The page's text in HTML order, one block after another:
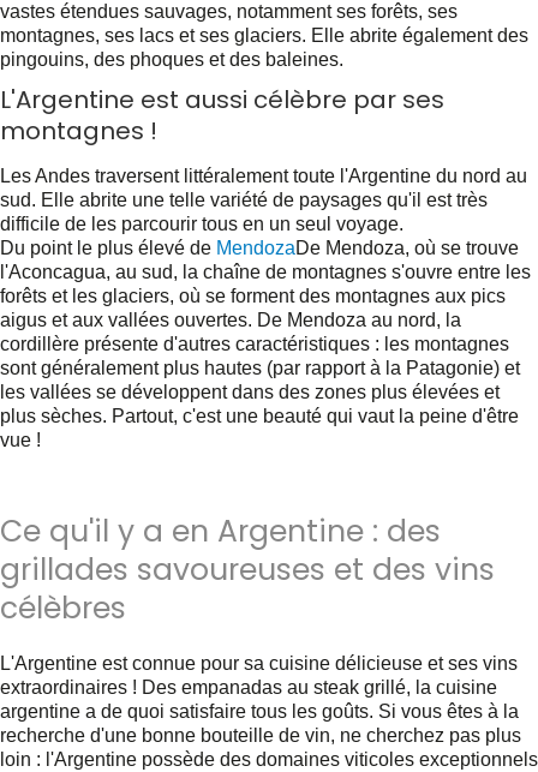
vastes étendues sauvages, notamment ses forêts, ses
montagnes, ses lacs et ses glaciers. Elle abrite également des
pingouins, des phoques et des baleines.
L'Argentine est aussi célèbre par ses
montagnes !
Les Andes traversent littéralement toute l'Argentine du nord au
sud. Elle abrite une telle variété de paysages qu'il est très
difficile de les parcourir tous en un seul voyage.
Du point le plus élevé de MendozaDe Mendoza, où se trouve
l'Aconcagua, au sud, la chaîne de montagnes s'ouvre entre les
forêts et les glaciers, où se forment des montagnes aux pics
aigus et aux vallées ouvertes. De Mendoza au nord, la
cordillère présente d'autres caractéristiques : les montagnes
sont généralement plus hautes (par rapport à la Patagonie) et
les vallées se développent dans des zones plus élevées et
plus sèches. Partout, c'est une beauté qui vaut la peine d'être
vue !
Ce qu'il y a en Argentine : des
grillades savoureuses et des vins
célèbres
L'Argentine est connue pour sa cuisine délicieuse et ses vins
extraordinaires ! Des empanadas au steak grillé, la cuisine
argentine a de quoi satisfaire tous les goûts. Si vous êtes à la
recherche d'une bonne bouteille de vin, ne cherchez pas plus
loin : l'Argentine possède des domaines viticoles exceptionnels